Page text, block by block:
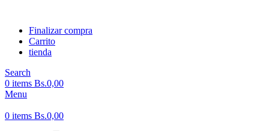
Finalizar compra
Carrito
tienda
Search
0 items Bs.0,00
Menu
0 items Bs.0,00